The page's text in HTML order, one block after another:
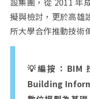
擬與檢討，更於高雄
所大學合作推動技術
💡編按：BIM
Building